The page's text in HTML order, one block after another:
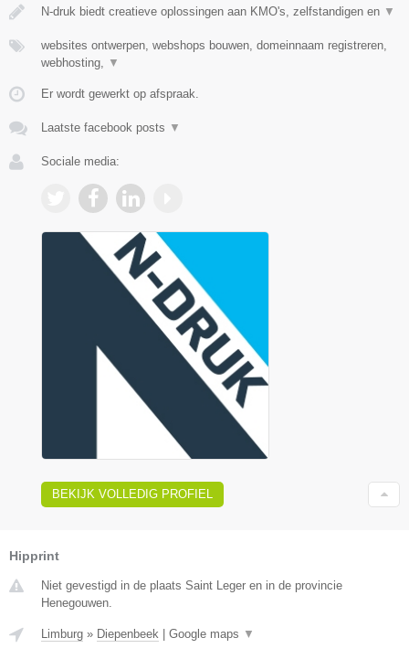
N-druk biedt creatieve oplossingen aan KMO's, zelfstandigen en ▼
websites ontwerpen, webshops bouwen, domeinnaam registreren,
webhosting,
▼
Er wordt gewerkt op afspraak.
Laatste facebook posts ▼
Sociale media:
BEKIJK VOLLEDIG PROFIEL
Hipprint
Niet gevestigd in de plaats Saint Leger en in de provincie
Henegouwen.
Limburg » Diepenbeek | Google maps ▼